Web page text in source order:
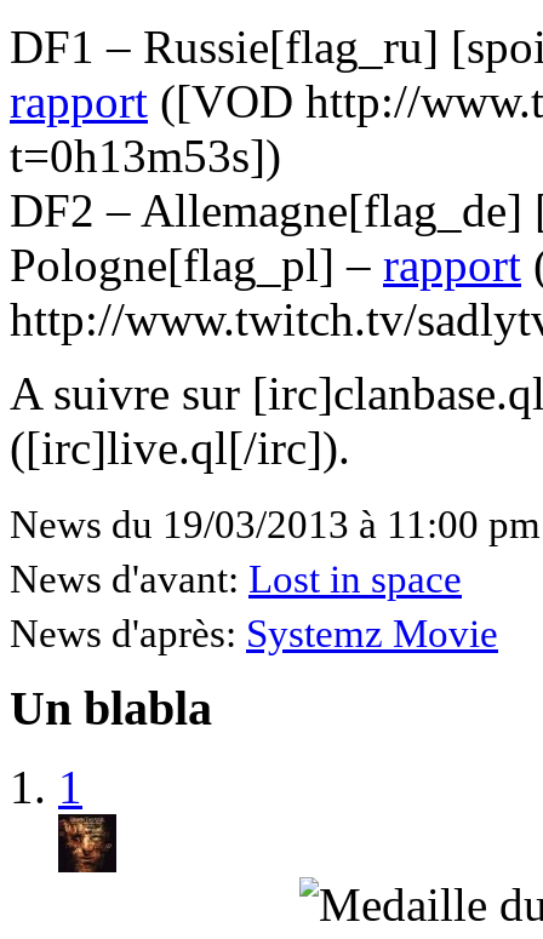
DF1 – Russie[flag_ru]
rapport ([VOD http://
t=0h13m53s])
DF2 –
Pologne[flag_pl] – rapport
http://www.twitch.tv/
A suivre sur
([irc]live.ql[/irc]).
News du 19/03/2013 à 11:00
News d'avant: Lost in space
News d'après: Systemz Movie
Un blabla
1